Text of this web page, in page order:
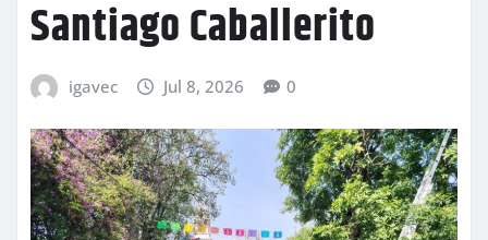
Santiago Caballerito
igavec Jul 8, 2026 0